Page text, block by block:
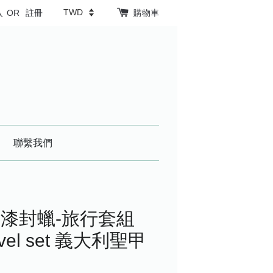
OR 註冊 購物車
聯繫我們
封蠟-旅行套組
set 義大利聖甲